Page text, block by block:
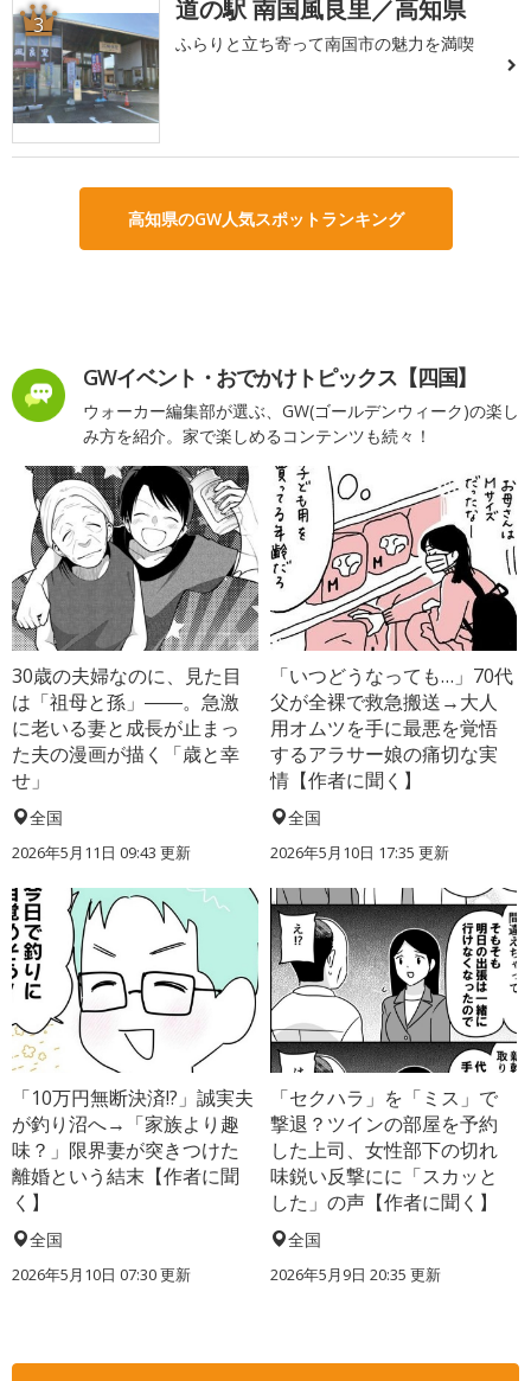
3 道の駅 南国風良里／高知県
ふらりと立ち寄って南国市の魅力を満喫
高知県のGW人気スポットランキング
GWイベント・おでかけトピックス【四国】
ウォーカー編集部が選ぶ、GW(ゴールデンウィーク)の楽し
み方を紹介。家で楽しめるコンテンツも続々！
30歳の夫婦なのに、見た目
は「祖母と孫」――。急激
に老いる妻と成長が止まっ
た夫の漫画が描く「歳と幸
せ」
全国
2026年5月11日 09:43 更新
「いつどうなっても…」70代
父が全裸で救急搬送→大人
用オムツを手に最悪を覚悟
するアラサー娘の痛切な実
情【作者に聞く】
全国
2026年5月10日 17:35 更新
「10万円無断決済!?」誠実夫
が釣り沼へ→「家族より趣
味？」限界妻が突きつけた
離婚という結末【作者に聞
く】
全国
2026年5月10日 07:30 更新
「セクハラ」を「ミス」で
撃退？ツインの部屋を予約
した上司、女性部下の切れ
味鋭い反撃にに「スカッと
した」の声【作者に聞く】
全国
2026年5月9日 20:35 更新